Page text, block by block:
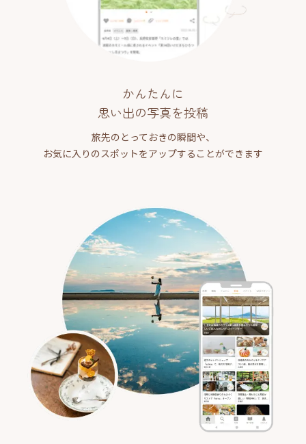
かんたんに
思い出の写真を投稿
旅先のとっておきの瞬間や、
お気に入りのスポットをアップすることができます